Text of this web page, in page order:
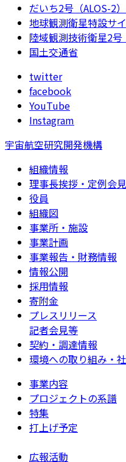
だいち2号（ALOS-2
地球観測衛星特設サ
陸域観測技術衛星2号
国土交通省
twitter
facebook
YouTube
Instagram
宇宙航空研究開発機構
組織情報
理事長挨拶・定例会見
役員
組織図
事業所・施設
事業計画
事業報告・財務情報
情報公開
採用情報
寄附金
プレスリリース
記者会見等
契約・調達情報
環境への取り組み・
事業内容
プロジェクトの系譜
特集
打上げ予定
広報活動